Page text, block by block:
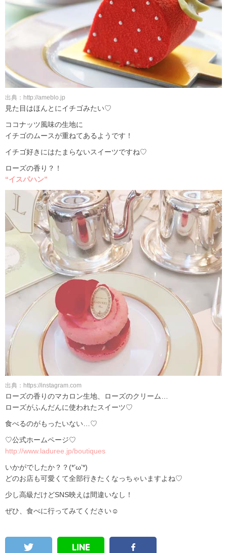
出典：http://ameblo.jp
見た目はほんとにイチゴみたい♡
ココナッツ風味の生地に
イチゴのムースが重ねてあるようです！
イチゴ好きにはたまらないスイーツですね♡
ローズの香り？！
“イスパハン”
出典：https://instagram.com
ローズの香りのマカロン生地、ローズのクリーム…
ローズがふんだんに使われたスイーツ♡
食べるのがもったいない…♡
♡公式ホームページ♡
http://www.laduree.jp/boutiques
いかがでしたか？？(*’ω’*)
どのお店も可愛くて全部行きたくなっちゃいますよね♡
少し高級だけどSNS映えは間違いなし！
ぜひ、食べに行ってみてください☺